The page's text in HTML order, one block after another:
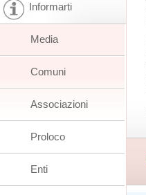
Informarti
Media
Comuni
Associazioni
Proloco
Enti